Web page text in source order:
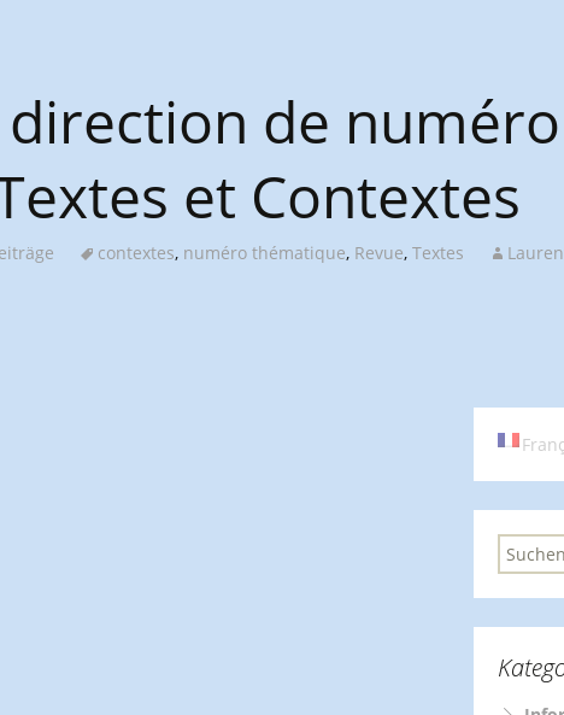
direction de numéro
et Contextes
contextes, numéro thématique, Revue, Textes
u
c
h
n